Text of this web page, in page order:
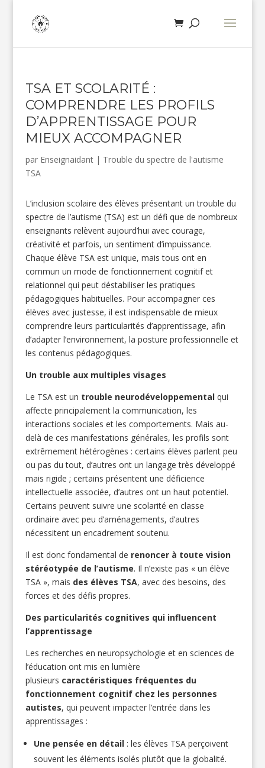
TSA ET SCOLARITÉ :
COMPRENDRE LES PROFILS
D’APPRENTISSAGE POUR
MIEUX ACCOMPAGNER
par Enseignaidant| Trouble du spectre de l'autisme
TSA
L’inclusion scolaire des élèves présentant un trouble du
spectre de l’autisme (TSA) est un défi que de nombreux
enseignants relèvent aujourd’hui avec courage,
créativité et parfois, un sentiment d’impuissance.
Chaque élève TSA est unique, mais tous ont en
commun un mode de fonctionnement cognitif et
relationnel qui peut déstabiliser les pratiques
pédagogiques habituelles. Pour accompagner ces
élèves avec justesse, il est indispensable de mieux
comprendre leurs particularités d’apprentissage, afin
d’adapter l’environnement, la posture professionnelle et
les contenus pédagogiques.
Un trouble aux multiples visages
Le TSA est un trouble neurodéveloppementalqui
affecte principalement la communication, les
interactions sociales et les comportements. Mais au-
delà de ces manifestations générales, les profils sont
extrêmement hétérogènes : certains élèves parlent peu
ou pas du tout, d’autres ont un langage très développé
mais rigide ; certains présentent une déficience
intellectuelle associée, d’autres ont un haut potentiel.
Certains peuvent suivre une scolarité en classe
ordinaire avec peu d’aménagements, d’autres
nécessitent un encadrement soutenu.
Il est donc fondamental de renoncer à toute vision
stéréotypée de l’autisme. Il n’existe pas « un élève
TSA », mais des élèves TSA, avec des besoins, des
forces et des défis propres.
Des particularités cognitives qui influencent
l’apprentissage
Les recherches en neuropsychologie et en sciences de
l’éducation ont mis en lumière
plusieurs caractéristiques fréquentes du
fonctionnement cognitif chez les personnes
autistes, qui peuvent impacter l’entrée dans les
apprentissages :
Une pensée en détail: les élèves TSA perçoivent
souvent les éléments isolés plutôt que la globalité.